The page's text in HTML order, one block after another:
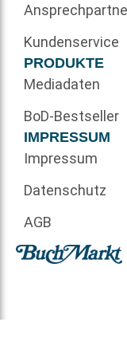
Kundenservice
PRODUKTE
Mediadaten
BoD-Bestseller
IMPRESSUM
Impressum
Datenschutz
AGB